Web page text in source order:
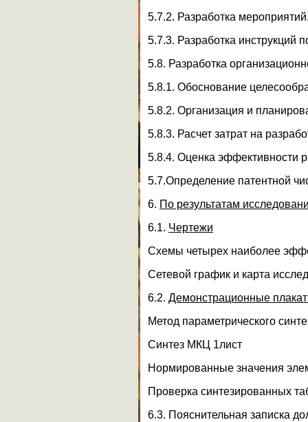
5.7.2. Разработка
5.7.3. Разработка инструкций
5.8. Разработка
5.8.1. Обоснование
5.8.2. Организация и
5.8.3. Расчет затрат на
5.8.4. Оценка эффективности
5.7.Определение патентной
6. По результатам
6.1. Чертежи
Схемы четырех наиболее
Сетевой график и карта
6.2. Демонстрационные
Метод параметрического
Синтез МКЦ 1лист
Нормированные значения
Проверка синтезированных
6.3. Пояснительная записка